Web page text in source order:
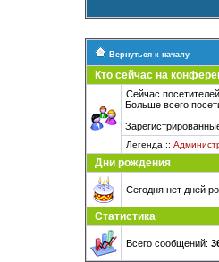
Вернуться к началу
Кто сейчас на
Сейчас
Больше всего
Легенда ::
Дни рождения
Сегодня нет дней
Статистика
Всего сообщений: